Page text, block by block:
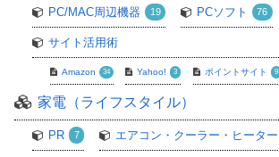
PC/MAC周辺機器 19 PCソフト 76
サイト活用術
Amazon 34 Yahoo! 3 ポイントサイト 9
家電（ライフスタイル）
PR 7 エアコン・クーラー・ヒーター